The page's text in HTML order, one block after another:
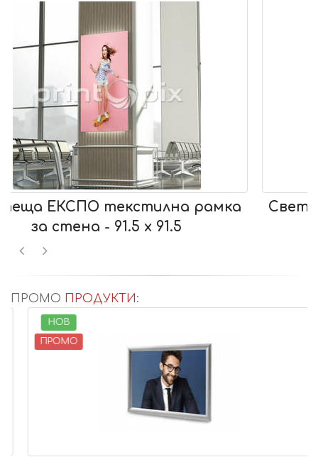
Светеща ЕКСПО текстилна рамка
за стена - 91.5 х 91.5
ПРОМО ПРОДУКТИ:
НОВ
ПРОМО